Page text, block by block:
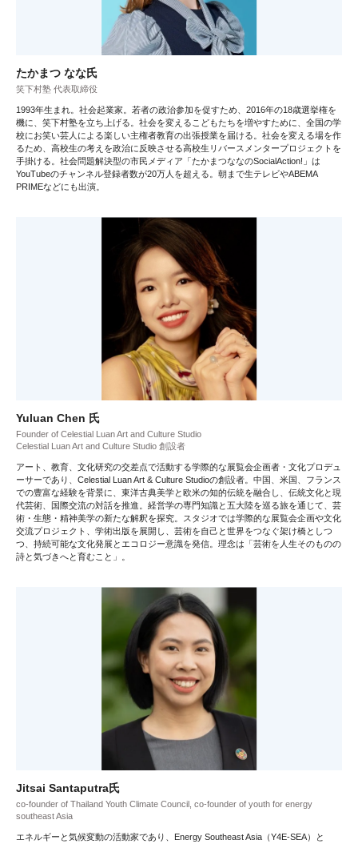
たかまつ なな氏
笑下村塾 代表取締役
1993年生まれ。社会起業家。若者の政治参加を促すため、2016年の18歳選挙権を
機に、笑下村塾を立ち上げる。社会を変えるこどもたちを増やすために、全国の学
校にお笑い芸人による楽しい主権者教育の出張授業を届ける。社会を変える場を作
るため、高校生の考えを政治に反映させる高校生リバースメンタープロジェクトを
手掛ける。社会問題解決型の市民メディア「たかまつななのSocialAction!」は
YouTubeのチャンネル登録者数が20万人を超える。朝まで生テレビやABEMA
PRIMEなどにも出演。
Yuluan Chen 氏
Founder of Celestial Luan Art and Culture Studio
Celestial Luan Art and Culture Studio 創設者
アート、教育、文化研究の交差点で活動する学際的な展覧会企画者・文化プロデュ
ーサーであり、Celestial Luan Art & Culture Studioの創設者。中国、米国、フランス
での豊富な経験を背景に、東洋古典美学と欧米の知的伝統を融合し、伝統文化と現
代芸術、国際交流の対話を推進。経営学の専門知識と五大陸を巡る旅を通じて、芸
術・生態・精神美学の新たな解釈を探究。スタジオでは学際的な展覧会企画や文化
交流プロジェクト、学術出版を展開し、芸術を自己と世界をつなぐ架け橋としつ
つ、持続可能な文化発展とエコロジー意識を発信。理念は「芸術を人生そのものの
詩と気づきへと育むこと」。
Jitsai Santaputra氏
co-founder of Thailand Youth Climate Council, co-founder of youth for energy
southeast Asia
エネルギーと気候変動の活動家であり、Energy Southeast Asia（Y4E-SEA）と